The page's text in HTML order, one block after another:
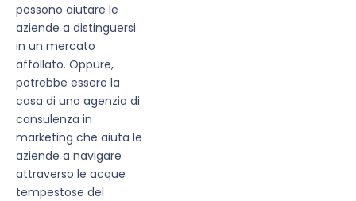
possono aiutare le
aziende a distinguersi
in un mercato
affollato. Oppure,
potrebbe essere la
casa di una agenzia di
consulenza in
marketing che aiuta le
aziende a navigare
attraverso le acque
tempestose del